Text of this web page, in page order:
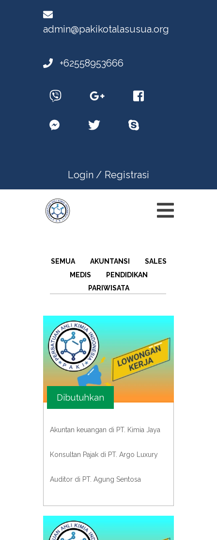
admin@pakikotalasusua.org
+62558953666
Login / Registrasi
SEMUA AKUNTANSI
SALES
MEDIS
PENDIDIKAN
PARIWISATA
Dibutuhkan
Akuntan keuangan di PT. Kimia Jaya
Konsultan Pajak di PT. Argo Luxury
Auditor di PT. Agung Sentosa